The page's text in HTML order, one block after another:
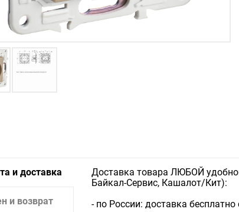
и доставка
и возврат
Доставка товара ЛЮБОЙ
Байкал-Сервис, Кашалот/Кит):
- по России: доставка